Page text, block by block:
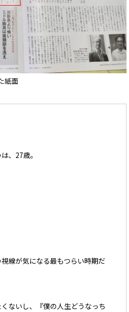
紙面
、27歳。
線が気になる最もつらい時期だ
くないし、『僕の人生どうなっち